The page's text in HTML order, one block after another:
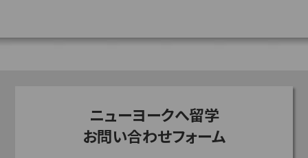
ニューヨークへ留学
お問い合わせフォーム